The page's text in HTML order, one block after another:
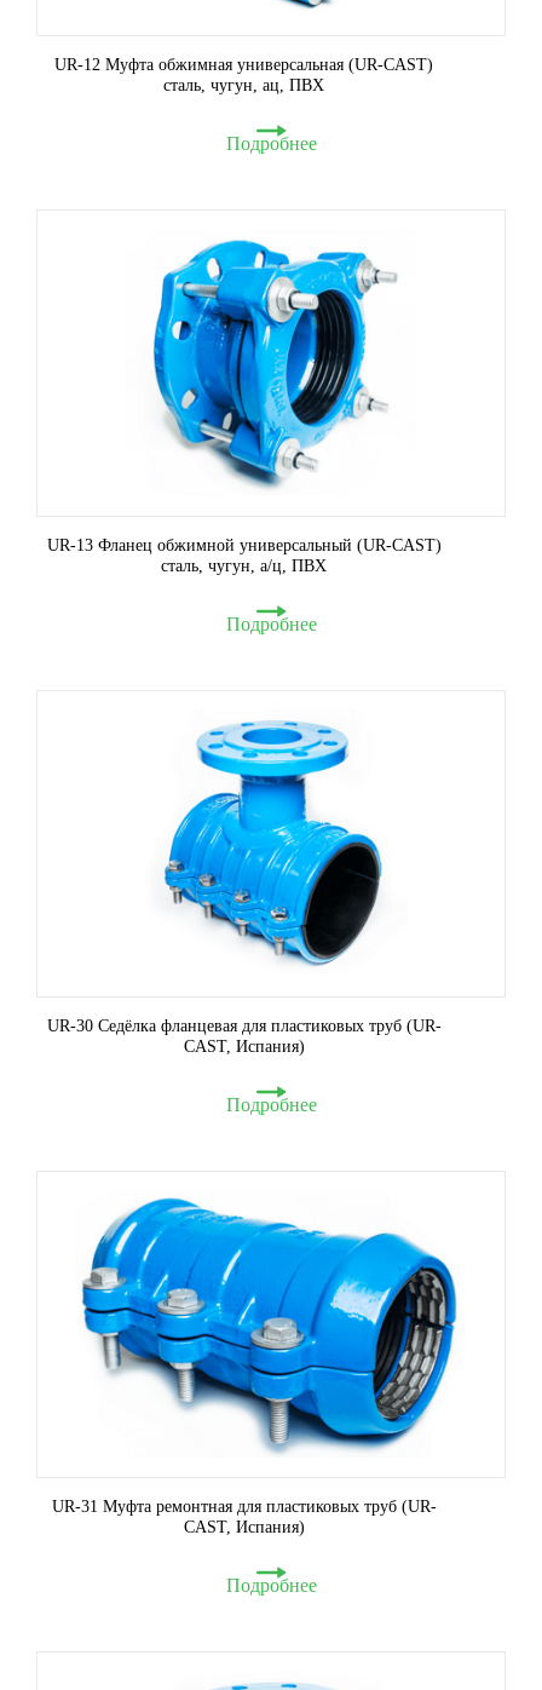
UR-12 Муфта обжимная универсальная (UR-CAST)
сталь, чугун, ац, ПВХ
Подробнее
UR-13 Фланец обжимной универсальный (UR-CAST)
сталь, чугун, а/ц, ПВХ
Подробнее
UR-30 Седёлка фланцевая для пластиковых труб (UR-
CAST, Испания)
Подробнее
UR-31 Муфта ремонтная для пластиковых труб (UR-
CAST, Испания)
Подробнее